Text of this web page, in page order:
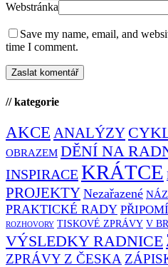
Webstránka
Save my name, email, and
time I comment.
// kategorie
AKCE ANALÝZY
OBRAZEM DĚNÍ NA
INSPIRACEKRÁTCE
PROJEKTY Nezařazené
PRAKTICKÉ RADY
ROZHOVORY TISKOVÉ ZPRÁVY V
VÝSLEDKY RADNICE
ZPRÁVY Z ČESKA